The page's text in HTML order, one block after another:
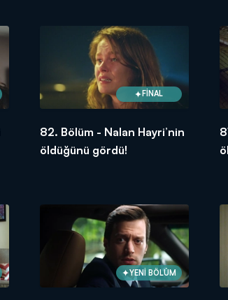
FİNAL
82. Bölüm - Nalan Hayri’nin
öldüğünü gördü!
YENİ BÖLÜM